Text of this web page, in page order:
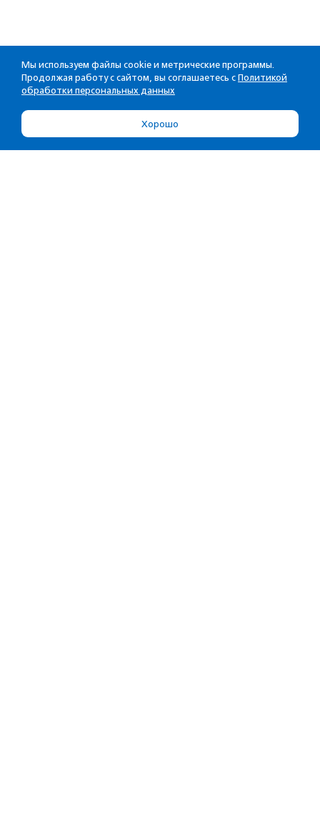
Мы используем файлы cookie и метрические программы.
Продолжая работу с сайтом, вы соглашаетесь с Политикой
обработки персональных данных
Хорошо